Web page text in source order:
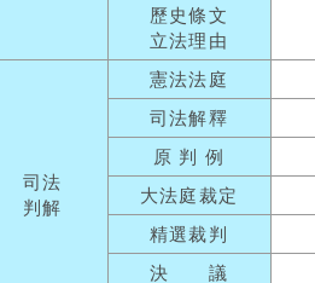
歷史條文
立法理由
司法
判解
憲法法庭
司法解釋
原 判 例
大法庭裁定
精選裁判
決 議